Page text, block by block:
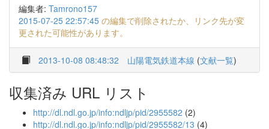
編集者: Tamrono157
2015-07-25 22:57:45 の編集で削除されたか、リンク先が変
更された可能性があります。
2013-10-08 08:48:32 山陽電気鉄道本線 (文献一覧)
収集済み URL リスト
http://dl.ndl.go.jp/info:ndljp/pid/2955582 (2)
http://dl.ndl.go.jp/info:ndljp/pid/2955582/13 (4)